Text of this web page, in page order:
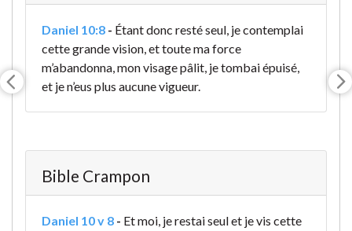
Daniel 10:8 - Étant donc resté seul, je contemplai
cette grande vision, et toute ma force
m’abandonna, mon visage pâlit, je tombai épuisé,
et je n’eus plus aucune vigueur.
Bible Crampon
Daniel 10 v 8 - Et moi, je restai seul et je vis cette